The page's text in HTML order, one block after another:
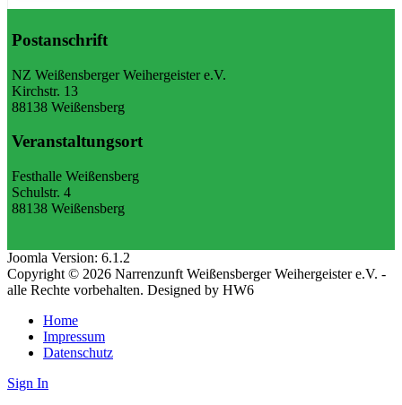
Postanschrift
NZ Weißensberger Weihergeister e.V.
Kirchstr. 13
88138 Weißensberg
Veranstaltungsort
Festhalle Weißensberg
Schulstr. 4
88138 Weißensberg
Joomla Version: 6.1.2
Copyright © 2026 Narrenzunft Weißensberger Weihergeister e.V. -
alle Rechte vorbehalten. Designed by HW6
Home
Impressum
Datenschutz
Sign In